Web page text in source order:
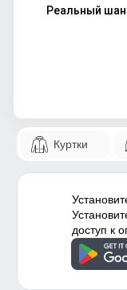
Куртки
доступ к